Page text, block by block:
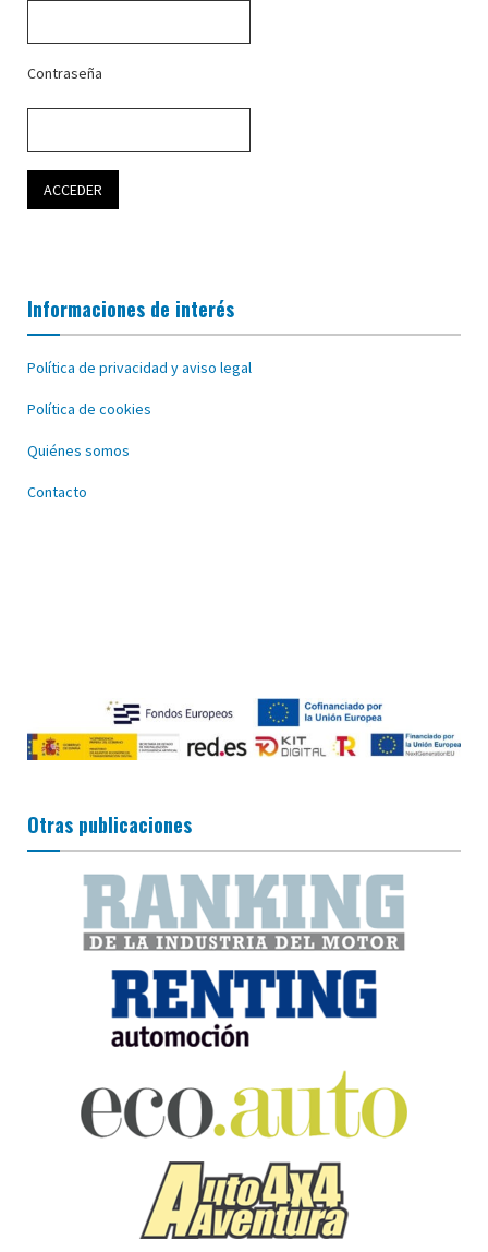
Contraseña
Informaciones de interés
Política de privacidad y aviso legal
Política de cookies
Quiénes somos
Contacto
Otras publicaciones